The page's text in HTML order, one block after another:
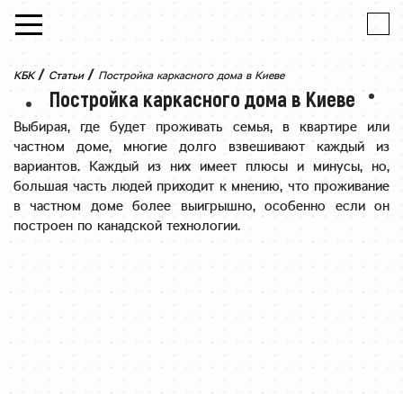
Skip to content
КБК / Статьи / Постройка каркасного дома в Киеве
Постройка каркасного дома в Киеве
Выбирая, где будет проживать семья, в квартире или
частном доме, многие долго взвешивают каждый из
вариантов. Каждый из них имеет плюсы и минусы, но,
большая часть людей приходит к мнению, что проживание
в частном доме более выигрышно, особенно если он
построен по канадской технологии.